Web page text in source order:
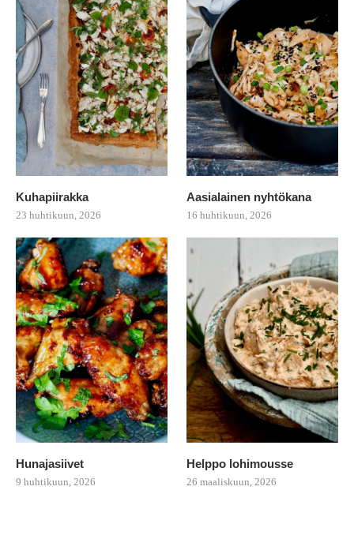
Kuhapiirakka
23 huhtikuun, 2026
Aasialainen nyhtökana
16 huhtikuun, 2026
Hunajasiivet
9 huhtikuun, 2026
Helppo lohimousse
26 maaliskuun, 2026